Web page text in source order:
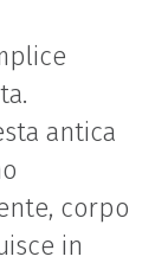
antica
corpo
in